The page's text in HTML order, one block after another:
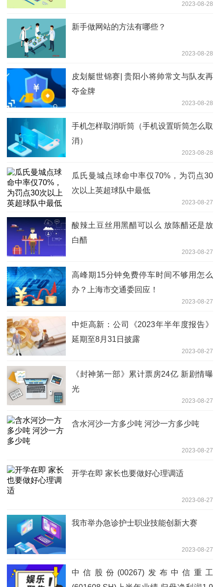
2023-08-28
新手做网站的方法有哪些？
2023-08-28
皮划艇世锦赛| 贵阳小将帅常文与队友再
夺金牌
2023-08-28
手机怎样取消听筒（手机设置听筒怎么取
消）
2023-08-28
瓜氏曼城点球命中率仅70%，为罚点30
次以上英超球队中最低
2023-08-27
酸辣土豆丝用黑醋可以么 放陈醋还是放
白醋
2023-08-27
高峰期15分钟免费停车时间不够用怎么
办？上海市交通委回应！
2023-08-27
中炬高新：公司《2023年半年度报告》
延期至8月31日披露
2023-08-27
《封神第一部》累计票房24亿 新剧情曝
光
2023-08-27
含水河沙一方多少吨 河沙一方多少吨
2023-08-27
开学在即 家长也要做好心理调适
2023-08-27
我市举办急诊护士职业技能创新大赛
2023-08-27
中信股份(00267)发布中信重工